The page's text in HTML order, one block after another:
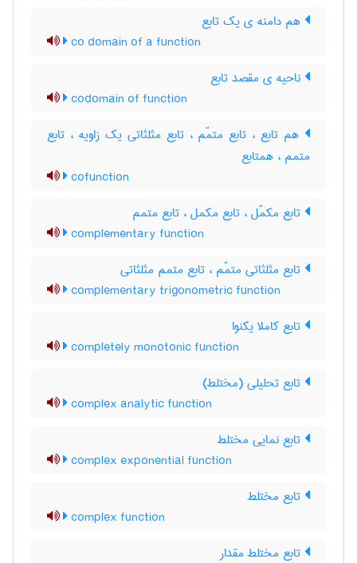
هم دامنه ی یک تابع
co domain of a function
ناحیه ی مقصد تابع
codomain of function
هم تابع ، تابع متمّم ، تابع مثلثاتی یک زاویه ، تابع
متمم ، همتابع
cofunction
تابع مکمّل ، تابع مکمل ، تابع متمم
complementary function
تابع مثلثاتی متمّم ، تابع متمم مثلثاتی
complementary trigonometric function
تابع کاملا یکنوا
completely monotonic function
تابع تحلیلی (مختلط)
complex analytic function
تابع نمایی مختلط
complex exponential function
تابع مختلط
complex function
تابع مختلط مقدار